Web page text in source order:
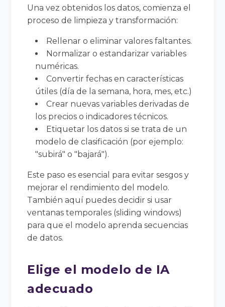
Una vez obtenidos los datos, comienza el
proceso de limpieza y transformación:
Rellenar o eliminar valores faltantes.
Normalizar o estandarizar variables
numéricas.
Convertir fechas en características
útiles (día de la semana, hora, mes, etc.)
Crear nuevas variables derivadas de
los precios o indicadores técnicos.
Etiquetar los datos si se trata de un
modelo de clasificación (por ejemplo:
"subirá" o "bajará").
Este paso es esencial para evitar sesgos y
mejorar el rendimiento del modelo.
También aquí puedes decidir si usar
ventanas temporales (sliding windows)
para que el modelo aprenda secuencias
de datos.
Elige el modelo de IA
adecuado